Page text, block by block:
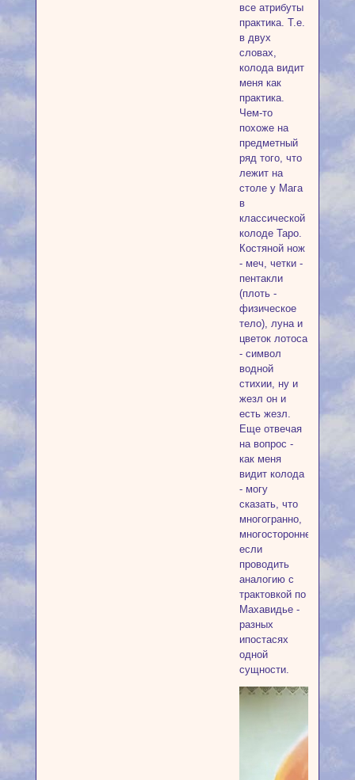
все атрибуты
практика. Т.е.
в двух
словах,
колода видит
меня как
практика.
Чем-то
похоже на
предметный
ряд того, что
лежит на
столе у Мага
в
классической
колоде Таро.
Костяной нож
- меч, четки -
пентакли
(плоть -
физическое
тело), луна и
цветок лотоса
- символ
водной
стихии, ну и
жезл он и
есть жезл.
Еще отвечая
на вопрос -
как меня
видит колода
- могу
сказать, что
многогранно,
многосторонне,
если
проводить
аналогию с
трактовкой по
Махавидье -
разных
ипостасях
одной
сущности.